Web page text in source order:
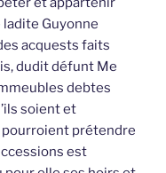
Guyonne
acquests faits
dudit défunt Me
debtes
soient et
pourroient prétendre
est